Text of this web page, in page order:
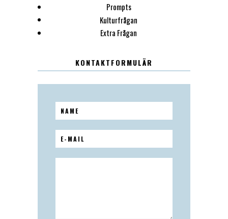
Prompts
Kulturfrågan
Extra Frågan
KONTAKTFORMULÄR